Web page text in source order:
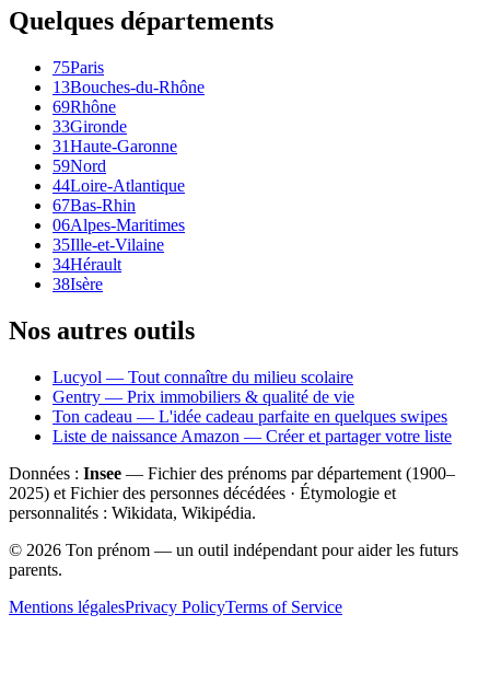
Quelques départements
75Paris
13Bouches-du-Rhône
69Rhône
33Gironde
31Haute-Garonne
59Nord
44Loire-Atlantique
67Bas-Rhin
06Alpes-Maritimes
35Ille-et-Vilaine
34Hérault
38Isère
Nos autres outils
Lucyol — Tout connaître du milieu scolaire
Gentry — Prix immobiliers & qualité de vie
Ton cadeau — L'idée cadeau parfaite en quelques swipes
Liste de naissance Amazon — Créer et partager votre liste
Données : Insee — Fichier des prénoms par département (1900–
2025) et Fichier des personnes décédées · Étymologie et
personnalités : Wikidata, Wikipédia.
© 2026 Ton prénom — un outil indépendant pour aider les futurs
parents.
Mentions légalesPrivacy PolicyTerms of Service